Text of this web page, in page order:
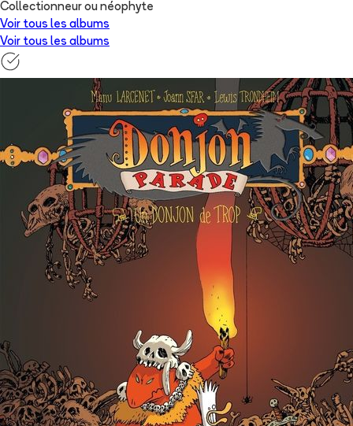
Collectionneur ou néophyte
Voir tous les albums
Voir tous les albums